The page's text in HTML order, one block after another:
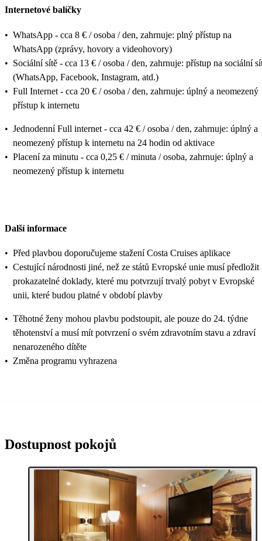
Internetové balíčky
• WhatsApp - cca 8 € / osoba / den, zahrnuje: plný přístup na
WhatsApp (zprávy, hovory a videohovory)
• Sociální sítě - cca 13 € / osoba / den, zahrnuje: přístup na sociální
(WhatsApp, Facebook, Instagram, atd.)
• Full Internet - cca 20 € / osoba / den, zahrnuje: úplný a neomezený
přístup k internetu
• Jednodenní Full internet - cca 42 € / osoba / den, zahrnuje: úplný a
neomezený přístup k internetu na 24 hodin od aktivace
• Placení za minutu - cca 0,25 € / minuta / osoba, zahrnuje: úplný a
neomezený přístup k internetu
Další informace
• Před plavbou doporučujeme stažení Costa Cruises aplikace
• Cestující národnosti jiné, než ze států Evropské unie musí předložit
prokazatelné doklady, které mu potvrzují trvalý pobyt v Evropské
unii, které budou platné v období plavby
• Těhotné ženy mohou plavbu podstoupit, ale pouze do 24. týdne
těhotenství a musí mít potvrzení o svém zdravotním stavu a zdraví
nenarozeného dítěte
• Změna programu vyhrazena
Dostupnost pokojů